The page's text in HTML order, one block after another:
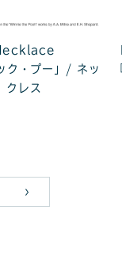
ク・プー」/ ネッ
クレス